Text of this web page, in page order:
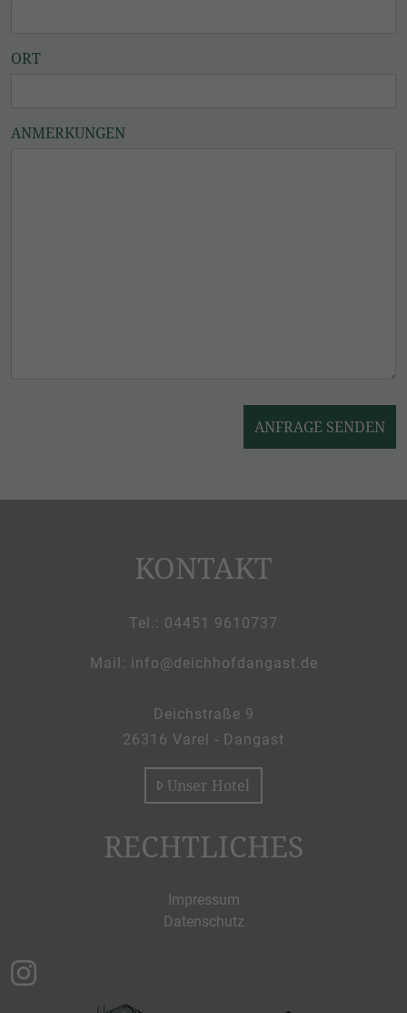
ORT
ANMERKUNGEN
ANFRAGE SENDEN
KONTAKT
Tel.: 04451 9610737
Mail: info _at_
deichhofdangast.de
Deichstraße 9
26316 Varel - Dangast
Unser Hotel
RECHTLICHES
Impressum
Datenschutz